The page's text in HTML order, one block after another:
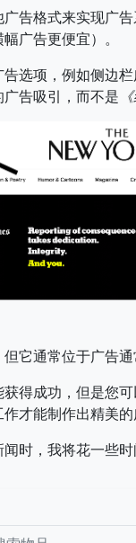
告格式来实现广
广告更便宜）。
选项，例如侧边
告吸引，而不是
它通常位于广告
得成功，但是您
才能制作出精美
时，我将花一些